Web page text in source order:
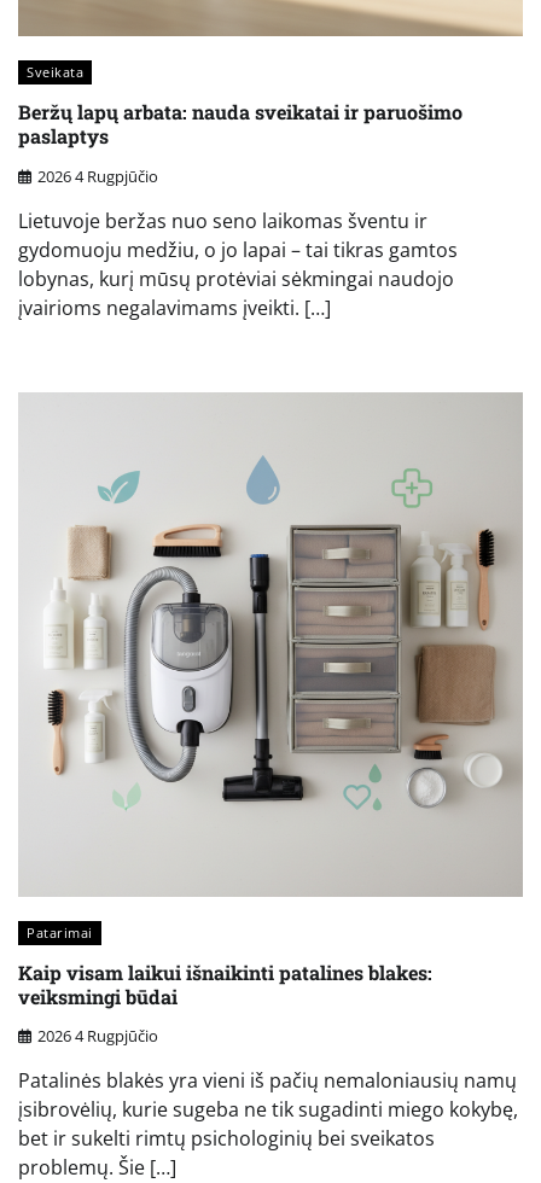
Sveikata
Beržų lapų arbata: nauda sveikatai ir paruošimo
paslaptys
2026 4 Rugpjūčio
Lietuvoje beržas nuo seno laikomas šventu ir
gydomuoju medžiu, o jo lapai – tai tikras gamtos
lobynas, kurį mūsų protėviai sėkmingai naudojo
įvairioms negalavimams įveikti. […]
Patarimai
Kaip visam laikui išnaikinti patalines blakes:
veiksmingi būdai
2026 4 Rugpjūčio
Patalinės blakės yra vieni iš pačių nemaloniausių namų
įsibrovėlių, kurie sugeba ne tik sugadinti miego kokybę,
bet ir sukelti rimtų psichologinių bei sveikatos
problemų. Šie […]